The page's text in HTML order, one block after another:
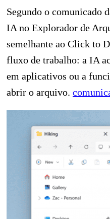
Segundo o comunicado
IA no Explorador de
semelhante ao Click to
fluxo de trabalho: a IA
em aplicativos ou a
abrir o arquivo.